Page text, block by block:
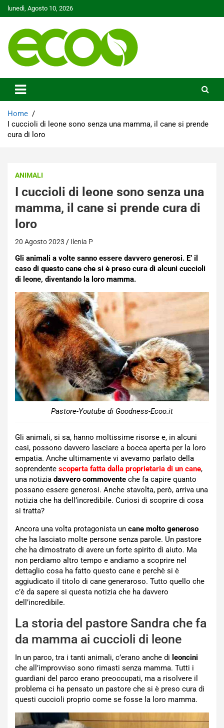
Skip
to
lunedì, Agosto 10, 2026
Ecoo.it
Home
I cuccioli di leone sono senza una mamma, il cane si prende
cura di loro
ANIMALI
I cuccioli di leone sono senza una
mamma, il cane si prende cura di
loro
20 Agosto 2023 Ilenia P
Gli animali a volte sanno essere davvero generosi. E’ il
caso di questo cane che si è preso cura di alcuni cuccioli
di leone, diventando la loro mamma.
Pastore-Youtube di Goodness-Ecoo.it
Gli animali, si sa, hanno moltissime risorse e, in alcuni
casi, possono davvero lasciare a bocca aperta per la loro
empatia. Anche ultimamente vi avevamo parlato della
soprendente scoperta fatta dalla proprietaria di un cane,
una notizia davvero commovente che fa capire quanto
possano essere generosi. Anche stavolta, però, arriva una
notizia che ha dell’incredibile. Curiosi di scoprire di cosa
si tratta?
Ancora una volta protagonista un cane molto generoso
che ha lasciato molte persone senza parole. Un pastore
che ha dimostrato di avere un forte spirito di aiuto. Ma
non perdiamo altro tempo e andiamo a scoprire nel
dettaglio cosa ha fatto questo cane e perchè si è
aggiudicato il titolo di cane generaroso. Tutto quello che
c’è da sapere si questa notizia che ha davvero
dell’incredibile.
La storia del pastore Sandra che fa
da mamma ai cuccioli di leone
In un parco, tra i tanti animali, c’erano anche di leoncini
che all’improvviso sono rimasti senza mamma. Tutti i
guardiani del parco erano preoccupati, ma a risolvere il
problema ci ha pensato un pastore che si è preso cura di
questi cuccioli proprio come se fosse la loro mamma.